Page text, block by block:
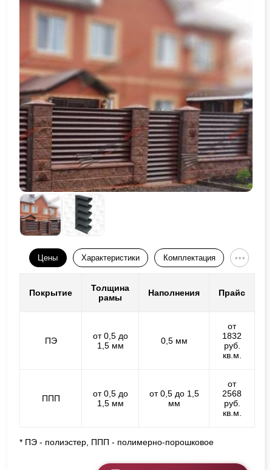
Цены Характеристики Комплектация
Покрытие
Толщина
рамы
Наполнения Прайс
ПЭ
от 0,5 до
1,5 мм
0,5 мм
от
1832
руб.
кв.м.
ППП
от 0,5 до
1,5 мм
от 0,5 до 1,5
мм
от
2568
руб.
кв.м.
* ПЭ - полиэстер, ППП - полимерно-порошковое